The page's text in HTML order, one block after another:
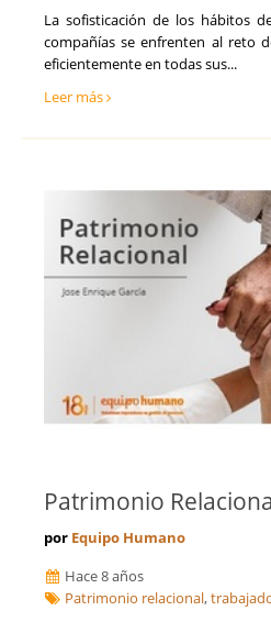
La sofisticación de los hábitos
compañías se enfrenten al reto
eficientemente en todas sus...
Leer más
Patrimonio
por Equipo Humano
Hace 8 años
Patrimonio relacional,